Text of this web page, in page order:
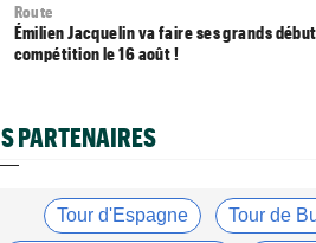
Route
Émilien Jacquelin va faire ses grands
compétition le 16 août !
stupide"
Robert Gesink : "Le cyclisme moderne est
plus propre..."
PARTENAIRES
Tour d'Espagne Tour de